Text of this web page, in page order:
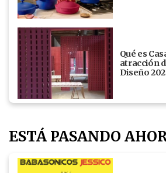
Qué es
atracción
Diseño
ESTÁ PASANDO